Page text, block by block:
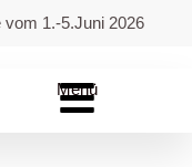
vom 1.-5.Juni 2026
Menü